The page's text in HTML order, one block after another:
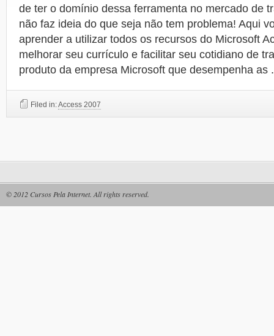
de ter o domínio dessa ferramenta no mercado de
não faz ideia do que seja não tem problema! Aqui
aprender a utilizar todos os recursos do Microsoft
melhorar seu currículo e facilitar seu cotidiano de
produto da empresa Microsoft que desempenha as
Filed in:Access 2007
© 2012 Cursos Pela Internet. All rights reserved.